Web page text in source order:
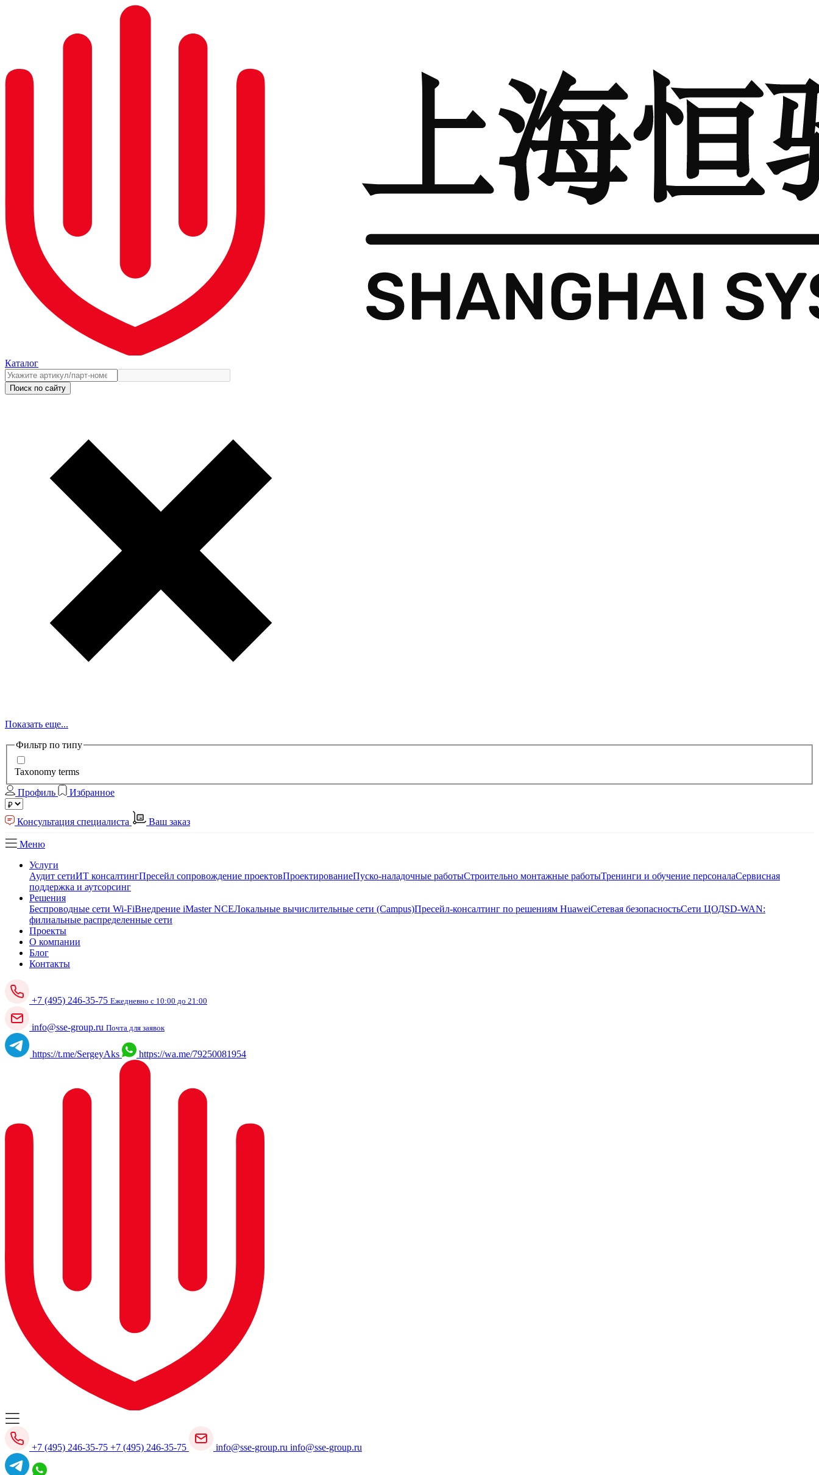
Каталог
Поиск по сайту
Показать еще...
Фильтр по типу
Taxonomy terms
Профиль
Избранное
Консультация специалиста Ваш заказ
Меню
Услуги
Аудит сетиИТ консалтингПресейл сопровождение проектовПроектированиеПуско-наладочные работыСтроительно монтажные работыТренинги и обучение персоналаСервисная
поддержка и аутсорсинг
Решения
Беспроводные сети Wi-FiВнедрение iMaster NCEЛокальные вычислительные сети (Campus)Пресейл-консалтинг по решениям HuaweiСетевая безопасностьСети ЦОДSD-WAN:
филиальные распределенные сети
Проекты
О компании
Блог
Контакты
+7 (495) 246-35-75 Ежедневно с 10:00 до 21:00
info@sse-group.ru Почта для заявок
https://t.me/SergeyAks https://wa.me/79250081954
+7 (495) 246-35-75 +7 (495) 246-35-75 info@sse-group.ru info@sse-group.ru